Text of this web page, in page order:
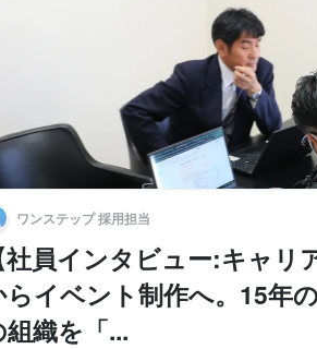
ワンステップ 採用担当
社員インタビュー:キャ
らイベント制作へ。15年
組織を「...